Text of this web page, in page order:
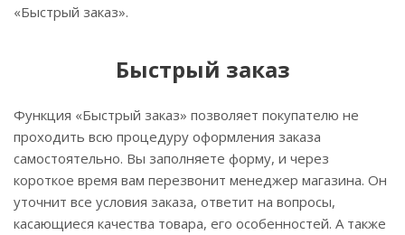
«Быстрый заказ».
Быстрый заказ
Функция «Быстрый заказ» позволяет покупателю не
проходить всю процедуру оформления заказа
самостоятельно. Вы заполняете форму, и через
короткое время вам перезвонит менеджер магазина. Он
уточнит все условия заказа, ответит на вопросы,
касающиеся качества товара, его особенностей. А также